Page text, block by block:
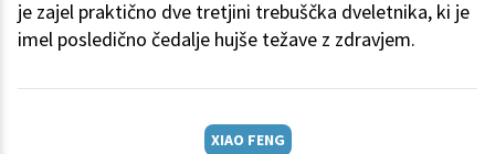
je zajel praktično dve tretjini trebuščka dveletnika, ki je
imel posledično čedalje hujše težave z zdravjem.
XIAO FENG